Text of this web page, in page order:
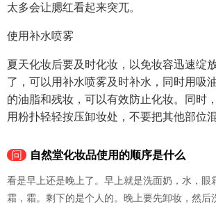
太多会让腮红看起来突兀。
使用补水喷雾
夏天化妆后要及时化妆，以免妆容迅速绽
了，可以用补水喷雾及时补水，同时用吸
的油脂和残妆，可以有效防止化妆。同时
用粉扑轻轻按压卸妆处，不要把其他部位
问 自然堂化妆品使用的顺序是什么
看是早上还是晚上了。早上就是洗面奶，水，眼
霜，霜。剩下的是个人的。晚上要先卸妆，然后